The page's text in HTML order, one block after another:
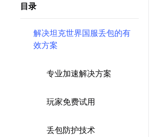
目录
解决坦克世界国服丢包的有
效方案
专业加速解决方案
玩家免费试用
丢包防护技术